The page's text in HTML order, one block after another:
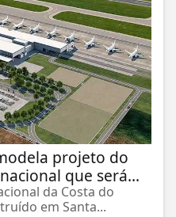
projeto do
que será...
da Costa do
em Santa...